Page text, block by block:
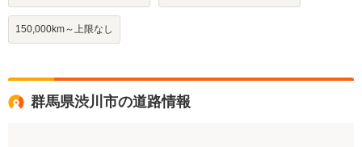
150,000km～上限なし
群馬県渋川市の道路情報